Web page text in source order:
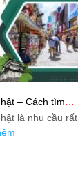
– Cách tìm
người xa quê
là nhu cầu rất